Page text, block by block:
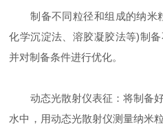
制备不同粒径和组成的纳米
化学沉淀法、溶胶凝胶法等)制
并对制备条件进行优化。
动态光散射仪表征：将制备好
水中，用动态光散射仪测量纳米